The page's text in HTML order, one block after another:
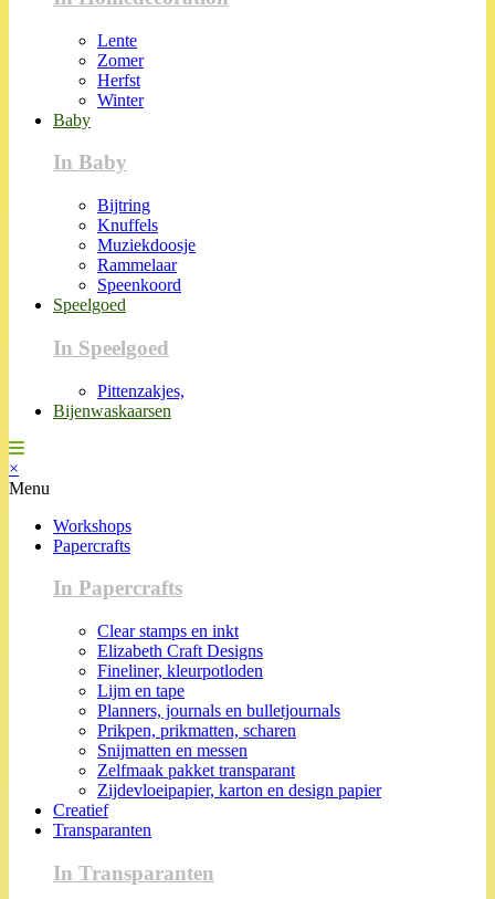
Lente
Zomer
Herfst
Winter
Baby
In Baby
Bijtring
Knuffels
Muziekdoosje
Rammelaar
Speenkoord
Speelgoed
In Speelgoed
Pittenzakjes,
Bijenwaskaarsen
×
Menu
Workshops
Papercrafts
In Papercrafts
Clear stamps en inkt
Elizabeth Craft Designs
Fineliner, kleurpotloden
Lijm en tape
Planners, journals en bulletjournals
Prikpen, prikmatten, scharen
Snijmatten en messen
Zelfmaak pakket transparant
Zijdevloeipapier, karton en design papier
Creatief
Transparanten
In Transparanten